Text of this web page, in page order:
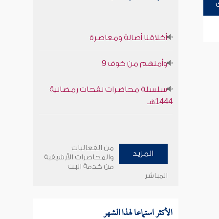
أخلاقنا أصالة ومعاصرة
وأمنهم من خوف 9
سلسلة محاضرات نفحات رمضانية
1444هـ
المزيد
من الفعاليات
والمحاضرات الأرشيفية
من خدمة البث
المباشر
الأكثر استماعا لهذا الشهر